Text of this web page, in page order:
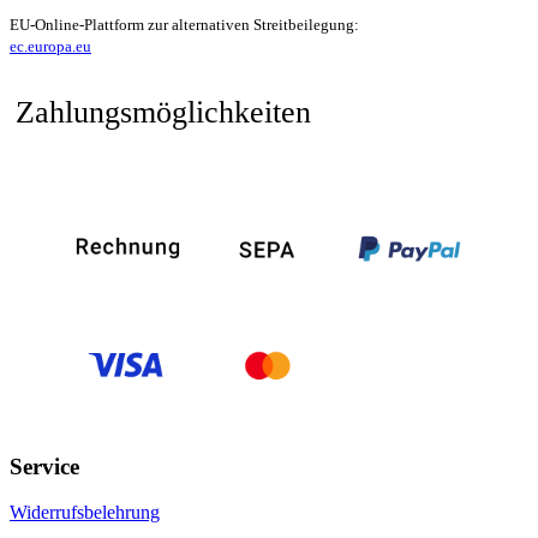
EU-Online-Plattform zur alternativen Streitbeilegung:
ec.europa.eu
Zahlungsmöglichkeiten
Service
Widerrufsbelehrung